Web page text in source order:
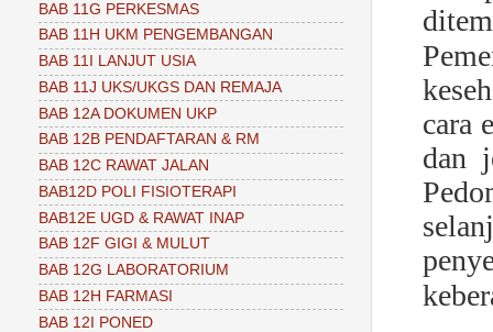
cara
dan
BAB 11G PERKESMAS
BAB 11H UKM PENGEMBANGAN
BAB 11I LANJUT USIA
BAB 11J UKS/UKGS DAN REMAJA
BAB 12A DOKUMEN UKP
BAB 12B PENDAFTARAN & RM
BAB 12C RAWAT JALAN
BAB12D POLI FISIOTERAPI
BAB12E UGD & RAWAT INAP
BAB 12F GIGI & MULUT
BAB 12G LABORATORIUM
BAB 12H FARMASI
BAB 12I PONED